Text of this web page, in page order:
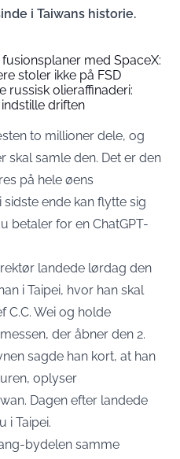
i Taiwans historie.
med SpaceX:
stoler ikke på FSD
russisk olieraffinaderi:
driften
to millioner dele, og
skal samle den. Det er den
på hele øens
ende kan flytte sig
betaler for en ChatGPT-
landede lørdag den
i Taipei, hvor han skal
C.C. Wei og holde
der åbner den 2.
sagde han kort, at han
oplyser
. Dagen efter landede
i Taipei.
bydelen samme